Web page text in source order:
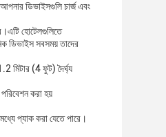
ডিভাইসগুলি চার্জ এবং
হোটেলগুলিতে
ডিভাইস সবসময় তাদের
মিটার (4 ফুট) দৈর্ঘ্য
করা হয়
প্যাক করা যেতে পারে।